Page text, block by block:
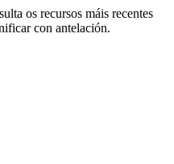
os recursos máis recentes
con antelación.